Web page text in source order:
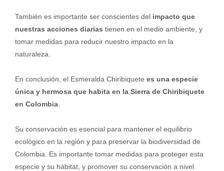
También es importante ser conscientes del impacto que
nuestras acciones diarias tienen en el medio ambiente, y
tomar medidas para reducir nuestro impacto en la
naturaleza.
En conclusión, el Esmeralda Chiribiquete es una especie
única y hermosa que habita en la Sierra de Chiribiquete
en Colombia
Su conservación es esencial para mantener el equilibrio
ecológico en la región y para preservar la biodiversidad de
Colombia. Es importante tomar medidas para proteger esta
especie y su hábitat, y promover su conservación a nivel